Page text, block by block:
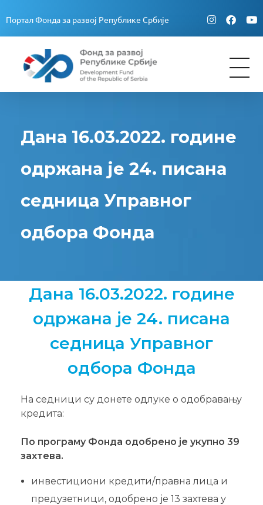
Портал Фонда за развој Републике Србије
Fond za razvoj Republike Srbije
Дана 16.03.2022. године
одржана је 24. писана
седница Управног
одбора Фонда
Дана 16.03.2022. године
одржана је 24. писана
седница Управног
одбора Фонда
На седници су донете одлуке о одобравању
кредита:
По програму Фонда oдобрено је укупно 39
захтева.
инвестициони кредити/правна лица и
предузетници, одобрено је 13 захтева у